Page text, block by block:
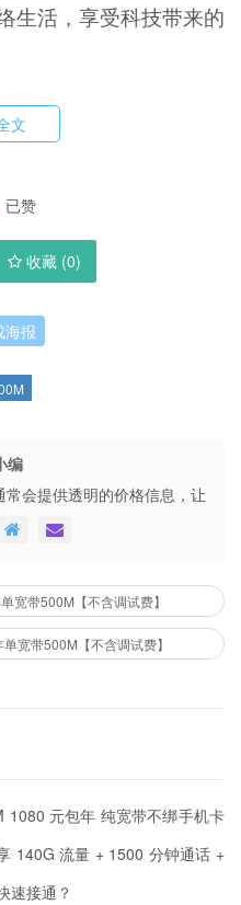
生活，享受科技带来的
文
已赞
收藏 (0)
海报
编
常会提供透明的价格信息，让
地了解到每个号卡套餐的具体
台还会不定期地推出各种优惠
竞争。
宽带500M【不含调试费】
宽带500M【不含调试费】
1080 元包年 纯宽带不绑手机卡
140G 流量 + 1500 分钟通话 +
速接通？